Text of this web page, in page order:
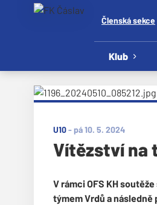
Členská sekce
Klub
U10-pá 10. 5. 2024
Vítězství na
V rámci OFS KH
týmem Vrdů a následně